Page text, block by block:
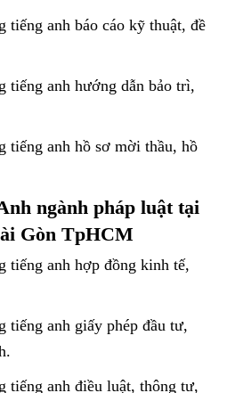
tiếng anh báo cáo kỹ thuật, đề
tiếng anh hướng dẫn bảo trì,
tiếng anh hồ sơ mời thầu, hồ
ngành pháp luật tại
Gòn TpHCM
tiếng anh hợp đồng kinh tế,
tiếng anh giấy phép đầu tư,
tiếng anh điều luật, thông tư,